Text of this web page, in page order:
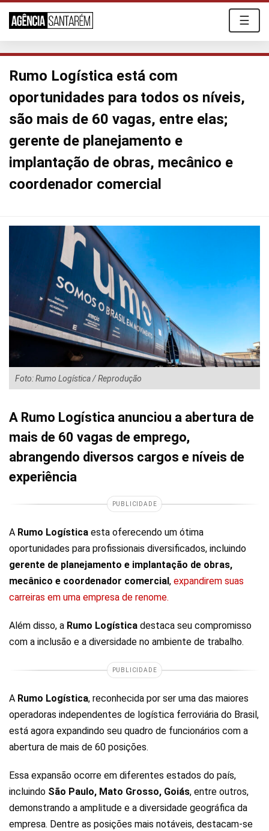
☰
Rumo Logística está com
oportunidades para todos os níveis,
são mais de 60 vagas, entre elas;
gerente de planejamento e
implantação de obras, mecânico e
coordenador comercial
Foto: Rumo Logística / Reprodução
A Rumo Logística anunciou a abertura de
mais de 60 vagas de emprego,
abrangendo diversos cargos e níveis de
experiência
PUBLICIDADE
A Rumo Logística esta oferecendo um ótima
oportunidades para profissionais diversificados, incluindo
gerente de planejamento e implantação de obras,
mecânico e coordenador comercial , expandirem suas
carreiras em uma empresa de renome.
Além disso, a Rumo Logística destaca seu compromisso
com a inclusão e a diversidade no ambiente de trabalho.
PUBLICIDADE
A Rumo Logística, reconhecida por ser uma das maiores
operadoras independentes de logística ferroviária do Brasil,
está agora expandindo seu quadro de funcionários com a
abertura de mais de 60 posições.
Essa expansão ocorre em diferentes estados do país,
incluindo São Paulo, Mato Grosso, Goiás, entre outros,
demonstrando a amplitude e a diversidade geográfica da
empresa. Dentre as posições mais notáveis, destacam-se